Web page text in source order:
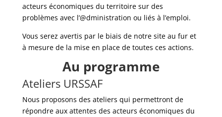
acteurs économiques du territoire sur des
problèmes avec l’@dministration ou liés à l’emploi.
Vous serez avertis par le biais de notre site au fur et
à mesure de la mise en place de toutes ces actions.
Au programme
Ateliers URSSAF
Nous proposons des ateliers qui permettront de
répondre aux attentes des acteurs économiques du